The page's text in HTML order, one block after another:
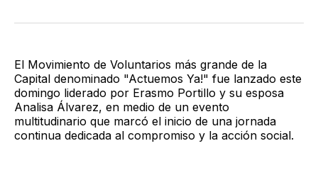
TwitterFacebook
LinkedIn
Email
El Movimiento de Voluntarios más grande de la
Capital denominado "Actuemos Ya!" fue lanzado este
domingo liderado por Erasmo Portillo y su esposa
Analisa Álvarez, en medio de un evento
multitudinario que marcó el inicio de una jornada
continua dedicada al compromiso y la acción social.